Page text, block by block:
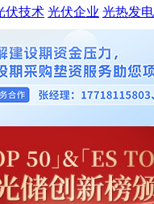
伏技术 光伏企业 光热发电